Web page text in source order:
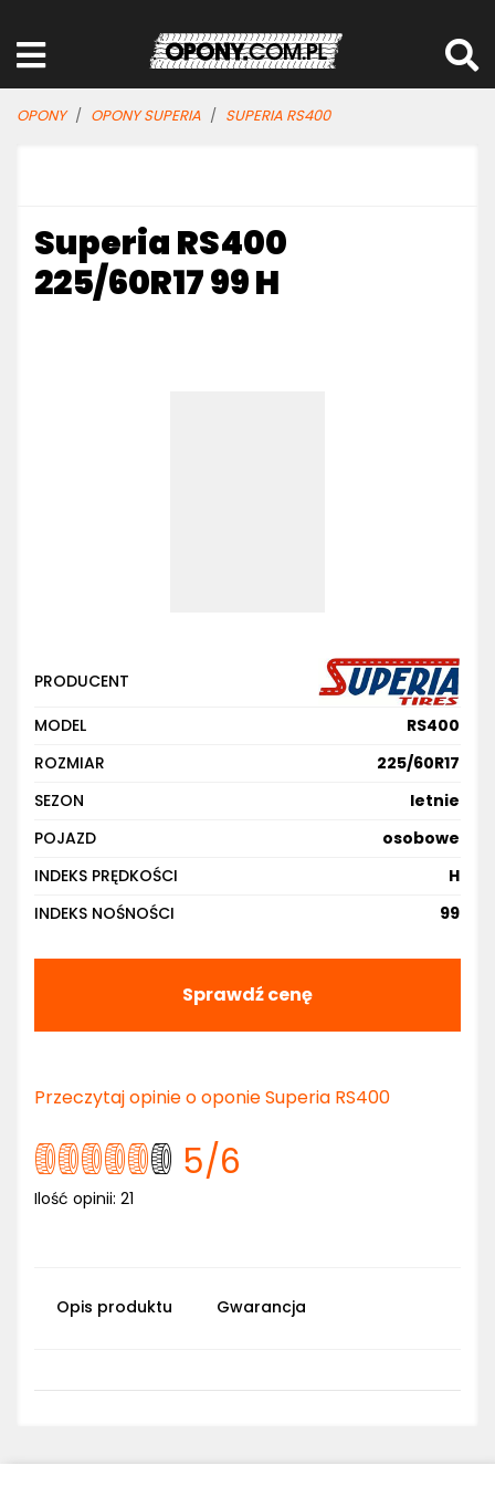
OPONY OPONY SUPERIA SUPERIA RS400
Superia RS400
225/60R17 99 H
PRODUCENT
MODEL
RS400
ROZMIAR
225/60R17
SEZON
letnie
POJAZD
osobowe
INDEKS PRĘDKOŚCI
H
INDEKS NOŚNOŚCI
99
Sprawdź cenę
Przeczytaj opinie o oponie Superia RS400
5/6
Ilość opinii: 21
Opis produktu Gwarancja